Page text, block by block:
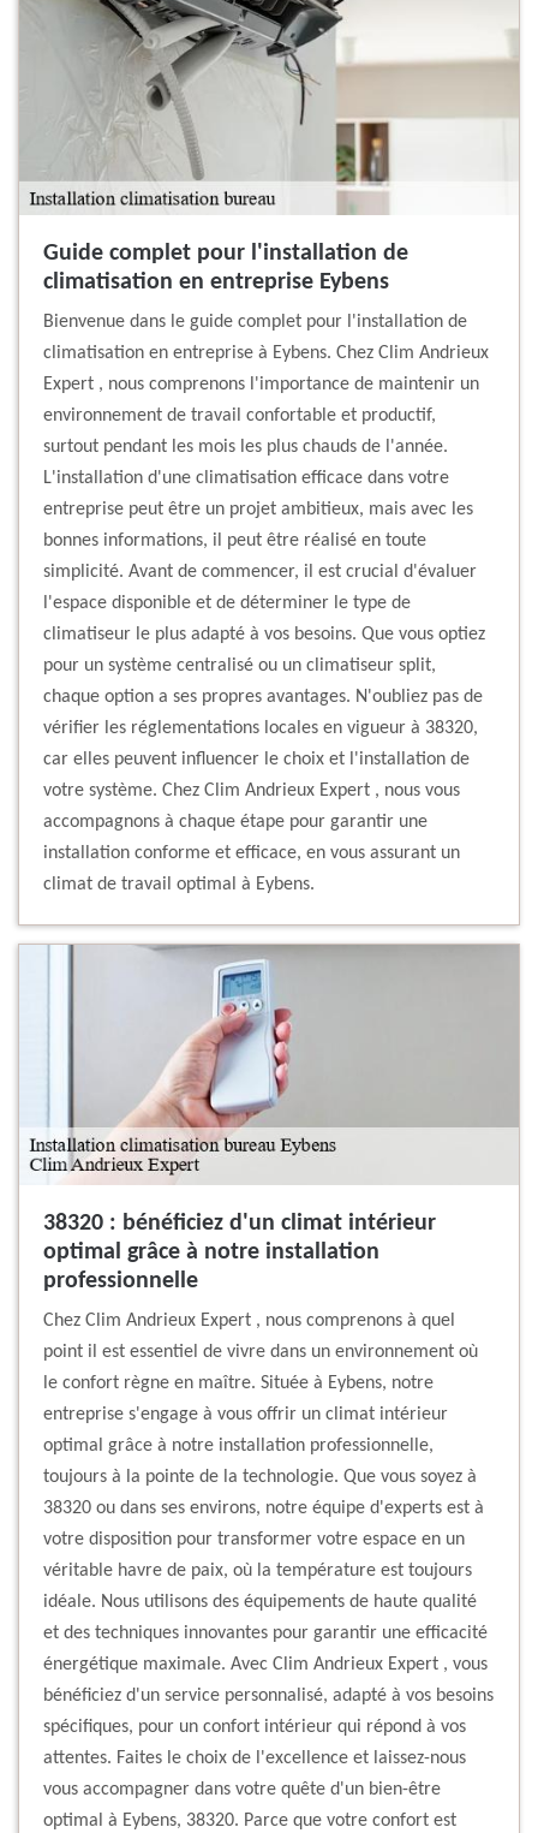
Guide complet pour l'installation de
climatisation en entreprise Eybens
Bienvenue dans le guide complet pour l'installation de
climatisation en entreprise à Eybens. Chez Clim Andrieux
Expert , nous comprenons l'importance de maintenir un
environnement de travail confortable et productif,
surtout pendant les mois les plus chauds de l'année.
L'installation d'une climatisation efficace dans votre
entreprise peut être un projet ambitieux, mais avec les
bonnes informations, il peut être réalisé en toute
simplicité. Avant de commencer, il est crucial d'évaluer
l'espace disponible et de déterminer le type de
climatiseur le plus adapté à vos besoins. Que vous optiez
pour un système centralisé ou un climatiseur split,
chaque option a ses propres avantages. N'oubliez pas de
vérifier les réglementations locales en vigueur à 38320,
car elles peuvent influencer le choix et l'installation de
votre système. Chez Clim Andrieux Expert , nous vous
accompagnons à chaque étape pour garantir une
installation conforme et efficace, en vous assurant un
climat de travail optimal à Eybens.
38320 : bénéficiez d'un climat intérieur
optimal grâce à notre installation
professionnelle
Chez Clim Andrieux Expert , nous comprenons à quel
point il est essentiel de vivre dans un environnement où
le confort règne en maître. Située à Eybens, notre
entreprise s'engage à vous offrir un climat intérieur
optimal grâce à notre installation professionnelle,
toujours à la pointe de la technologie. Que vous soyez à
38320 ou dans ses environs, notre équipe d'experts est à
votre disposition pour transformer votre espace en un
véritable havre de paix, où la température est toujours
idéale. Nous utilisons des équipements de haute qualité
et des techniques innovantes pour garantir une efficacité
énergétique maximale. Avec Clim Andrieux Expert , vous
bénéficiez d'un service personnalisé, adapté à vos besoins
spécifiques, pour un confort intérieur qui répond à vos
attentes. Faites le choix de l'excellence et laissez-nous
vous accompagner dans votre quête d'un bien-être
optimal à Eybens, 38320. Parce que votre confort est